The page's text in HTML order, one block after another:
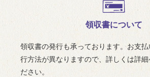
領収書について
領収書の発行も承っております。お支
行方法が異なりますので、詳しくは詳細
ださい。